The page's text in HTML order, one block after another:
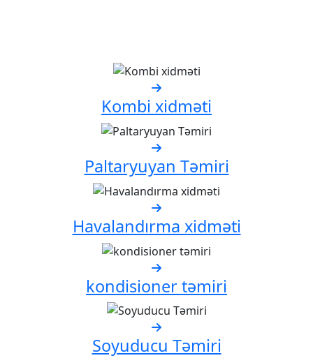
Kombi xidməti
Paltaryuyan Təmiri
Havalandırma xidməti
kondisioner təmiri
Soyuducu Təmiri